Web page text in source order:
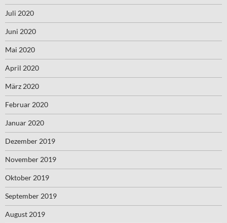
Juli 2020
Juni 2020
Mai 2020
April 2020
März 2020
Februar 2020
Januar 2020
Dezember 2019
November 2019
Oktober 2019
September 2019
August 2019